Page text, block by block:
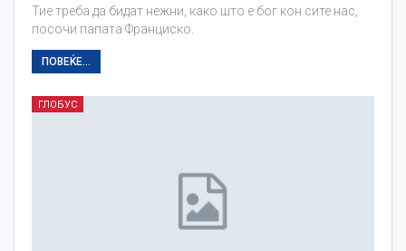
Тие треба да бидат нежни, како што е бог кон сите нас,
посочи папата Франциско.
ПОВЕЌЕ...
ГЛОБУС